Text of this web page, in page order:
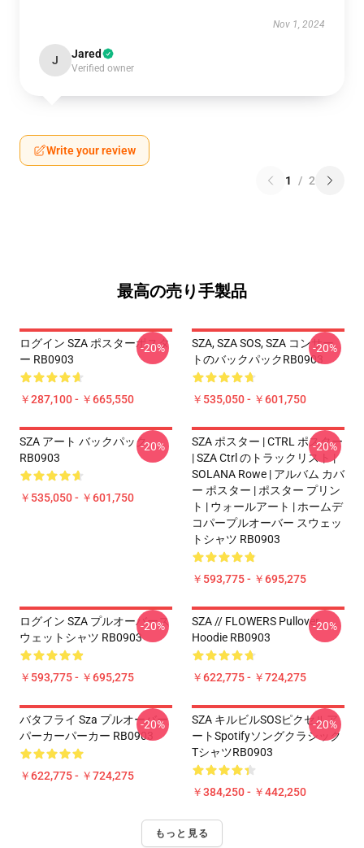
Nov 1, 2024
J Jared
Verified owner
Write your review
1 / 2
最高の売り手製品
ログイン SZA ポスターポスタ
ー RB0903
￥287,100 - ￥665,550
-20%
SZA, SZA SOS, SZA コンサー
トのバックパックRB0903
￥535,050 - ￥601,750
-20%
SZA アート バックパック
RB0903
￥535,050 - ￥601,750
-20%
SZA ポスター | CTRL ポスター
| SZA Ctrl のトラックリスト |
SOLANA Rowe | アルバム カバ
ー ポスター | ポスター プリン
ト | ウォールアート | ホームデ
コパープルオーバー スウェッ
トシャツ RB0903
￥593,775 - ￥695,275
-20%
ログイン SZA プルオーバース
ウェットシャツ RB0903
￥593,775 - ￥695,275
-20%
SZA // FLOWERS Pullover
Hoodie RB0903
￥622,775 - ￥724,275
-20%
バタフライ Sza プルオーバー
パーカーパーカー RB0903
￥622,775 - ￥724,275
-20%
SZA キルビルSOSピクセルア
ートSpotifyソングクラシック
TシャツRB0903
￥384,250 - ￥442,250
-20%
もっと見る